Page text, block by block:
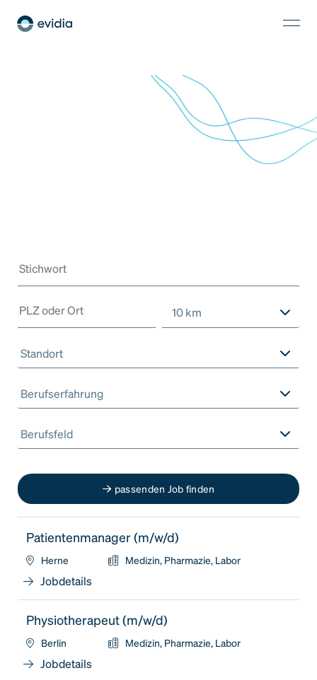
10 km
Standort
Berufserfahrung
Berufsfeld
passenden Job finden
Patientenmanager (m/w/d)
Herne Medizin, Pharmazie, Labor
Jobdetails
Physiotherapeut (m/w/d)
Berlin Medizin, Pharmazie, Labor
Jobdetails